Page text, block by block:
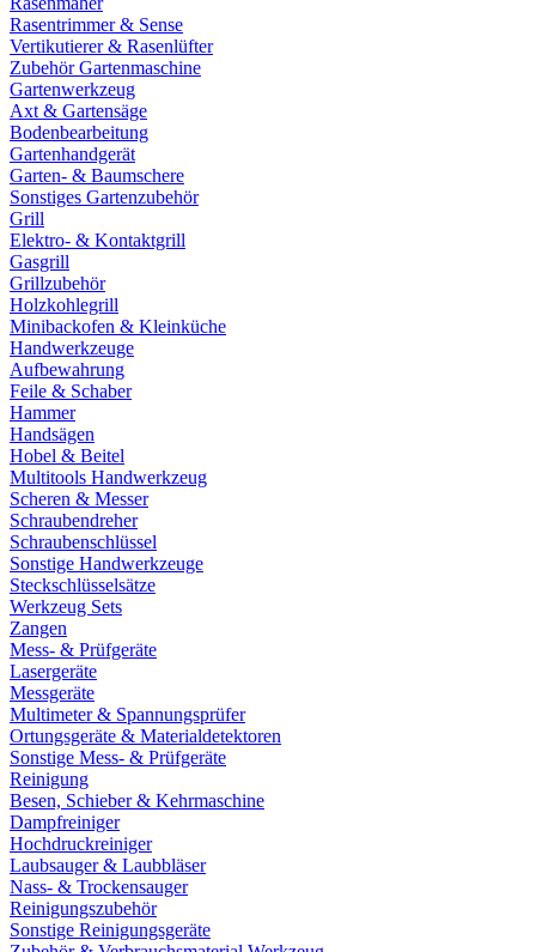
Rasentrimmer & Sense
Vertikutierer & Rasenlüfter
Zubehör Gartenmaschine
Gartenwerkzeug
Axt & Gartensäge
Bodenbearbeitung
Gartenhandgerät
Garten- & Baumschere
Sonstiges Gartenzubehör
Grill
Elektro- & Kontaktgrill
Gasgrill
Grillzubehör
Holzkohlegrill
Minibackofen & Kleinküche
Handwerkzeuge
Aufbewahrung
Feile & Schaber
Hammer
Handsägen
Hobel & Beitel
Multitools Handwerkzeug
Scheren & Messer
Schraubendreher
Schraubenschlüssel
Sonstige Handwerkzeuge
Steckschlüsselsätze
Werkzeug Sets
Zangen
Mess- & Prüfgeräte
Lasergeräte
Messgeräte
Multimeter & Spannungsprüfer
Ortungsgeräte & Materialdetektoren
Sonstige Mess- & Prüfgeräte
Reinigung
Besen, Schieber & Kehrmaschine
Dampfreiniger
Hochdruckreiniger
Laubsauger & Laubbläser
Nass- & Trockensauger
Reinigungszubehör
Sonstige Reinigungsgeräte